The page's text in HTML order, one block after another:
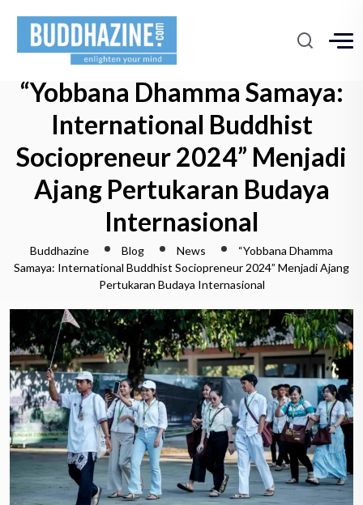
“Yobbana Dhamma Samaya:
International Buddhist
Sociopreneur 2024” Menjadi
Ajang Pertukaran Budaya
Internasional
Buddhazine Blog News
“Yobbana Dhamma
Samaya: International Buddhist Sociopreneur 2024” Menjadi Ajang
Pertukaran Budaya Internasional